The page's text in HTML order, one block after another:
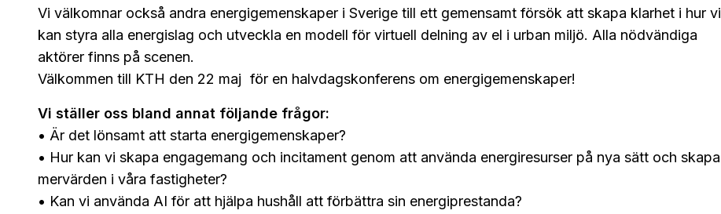
Vi välkomnar också andra energigemenskaper i Sverige till ett gemensamt försök att skapa klarhet i hur vi
kan styra alla energislag och utveckla en modell för virtuell delning av el i urban miljö. Alla nödvändiga
aktörer finns på scenen.
Välkommen till KTH den 22 maj för en halvdagskonferens om energigemenskaper!
Vi ställer oss bland annat följande frågor:
• Är det lönsamt att starta energigemenskaper?
• Hur kan vi skapa engagemang och incitament genom att använda energiresurser på nya sätt och skapa
mervärden i våra fastigheter?
• Kan vi använda AI för att hjälpa hushåll att förbättra sin energiprestanda?